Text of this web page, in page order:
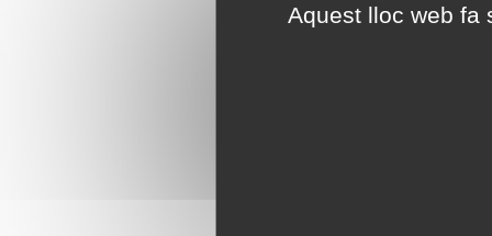
Aquest lloc web fa